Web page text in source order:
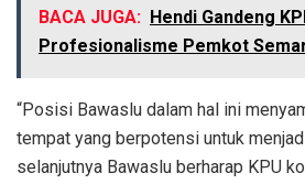
BACA JUGA: Hendi Gandeng
Profesionalisme Pemkot
“Posisi Bawaslu dalam hal ini
tempat yang berpotensi untuk
selanjutnya Bawaslu berharap KPU